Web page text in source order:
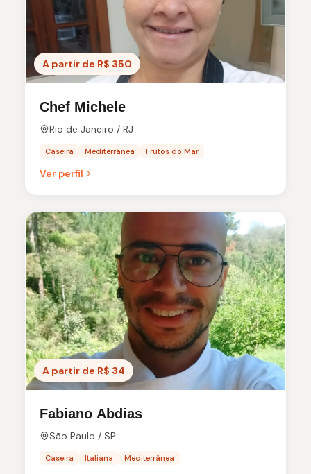
A partir de R$ 350
Chef Michele
Rio de Janeiro / RJ
Caseira Mediterrânea Frutos do Mar
Ver perfil
A partir de R$ 34
Fabiano Abdias
São Paulo / SP
Caseira Italiana Mediterrânea